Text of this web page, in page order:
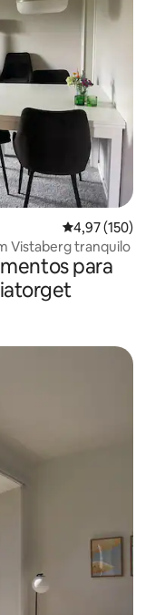
Classificação
4,97 (150)
Vistaberg tranquilo
para